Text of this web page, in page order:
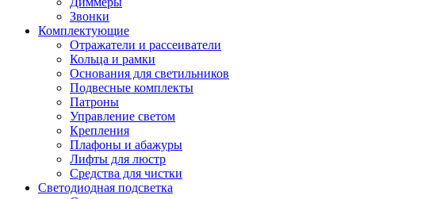
Звонки
Комплектующие
Отражатели и рассеиватели
Кольца и рамки
Основания для светильников
Подвесные комплекты
Патроны
Управление светом
Крепления
Плафоны и абажуры
Лифты для люстр
Средства для чистки
Светодиодная подсветка